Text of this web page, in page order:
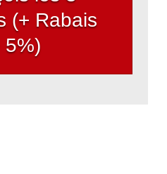
(+ Rabais
5%)